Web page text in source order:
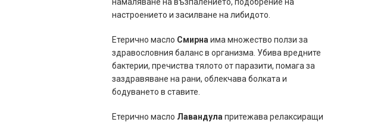
настроението и засилване на либидото.
Етерично масло Смирна има множество ползи за
здравословния баланс в организма. Убива вредните
бактерии, пречиства тялото от паразити, помага за
заздравяване на рани, облекчава болката и
бодуването в ставите.
Етерично масло Лавандула притежава релаксиращи